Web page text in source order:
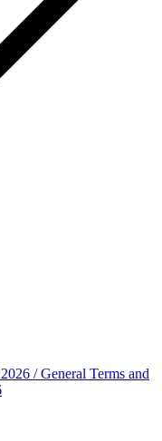
/ General Terms and